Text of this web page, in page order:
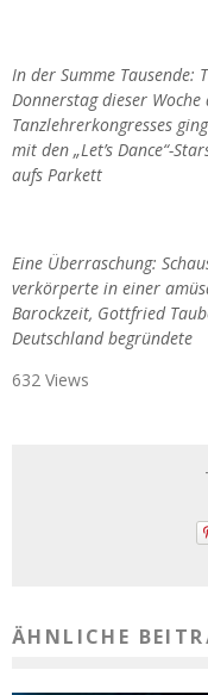
In der Summe Tausende:
Donnerstag dieser
Tanzlehrerkongresses
mit den „Let’s Dance“-
aufs Parkett
Eine Überraschung:
verkörperte in einer
Barockzeit, Gottfried
Deutschland begründete
632 Views
ÄHNLICHE